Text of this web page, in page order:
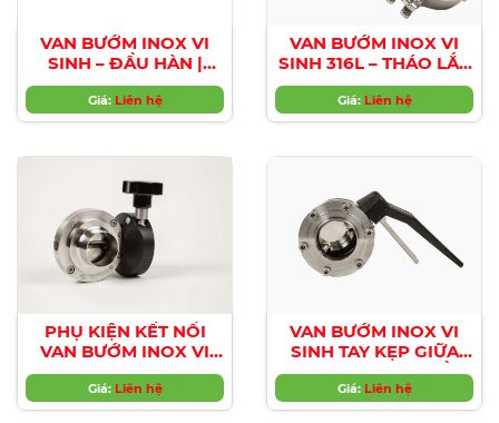
VAN BƯỚM INOX VI
SINH – ĐẦU HÀN |
BUTTERFLY VALVES –
WELDING ENDS
Giá: Liên hệ
VAN BƯỚM INOX VI
SINH 316L – THÁO LẮP
NHANH| BUTTERFLY
VALVES 316L FOR
QUICK
Giá: Liên hệ
PHỤ KIỆN KẾT NỐI
VAN BƯỚM INOX VI
SINH (Accessories /
Fittings)
Giá: Liên hệ
VAN BƯỚM INOX VI
SINH TAY KẸP GIỮA
HAI MẶT BÍCH – ĐẦU
HÀN TRƠN |
BUTTERFLY VALVES
Giá: Liên hệ